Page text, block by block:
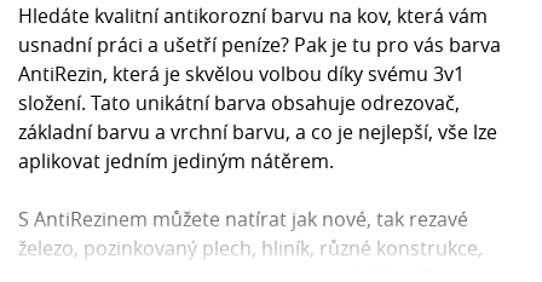
Hledáte kvalitní antikorozní barvu na kov, která vám
usnadní práci a ušetří peníze? Pak je tu pro vás barva
AntiRezin, která je skvělou volbou díky svému 3v1
složení. Tato unikátní barva obsahuje odrezovač,
základní barvu a vrchní barvu, a co je nejlepší, vše lze
aplikovat jedním jediným nátěrem.
S AntiRezinem můžete natírat jak nové, tak rezavé
železo, pozinkovaný plech, hliník, různé konstrukce,